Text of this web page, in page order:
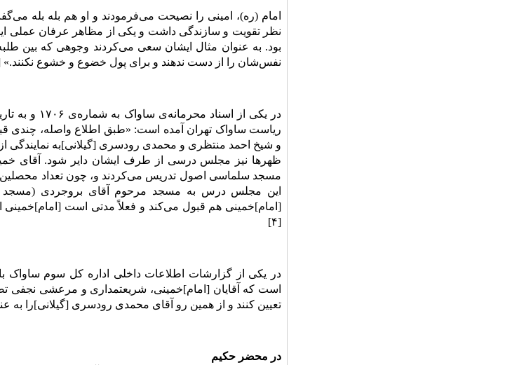
امام (ره)، امینى را نصیحت مى‌فرمودند و او هم بله
نظر تقویت و سازندگى داشت و یکى از مظاهر عرفان عملى
بود. به عنوان مثال ایشان سعى مى‌کردند وجوهى که بین
نفس‌شان را از دست ندهند و براى پول خضوع و خشوع نکنند.»
ریاست ساواک تهران آمده است: «طبق اطلاع واصله، چندی
و شیخ احمد منتظری و محمدی رودسری [گیلانی]به نمایندگی
ظهر‌ها نیز مجلس درسی از طرف ایشان دایر شود. آقای
مسجد سلماسی اصول تدریس می‌کردند و، چون تعداد
این مجلس درس به مسجد مرحوم آقای بروجردی (مسجد
[۴]
است که آقایان [امام]خمینی، شریعتمداری و مرعشی نجفی
تعیین کنند و از همین رو آقای محمدی رودسری [گیلانی]را به
در محضر حکیم